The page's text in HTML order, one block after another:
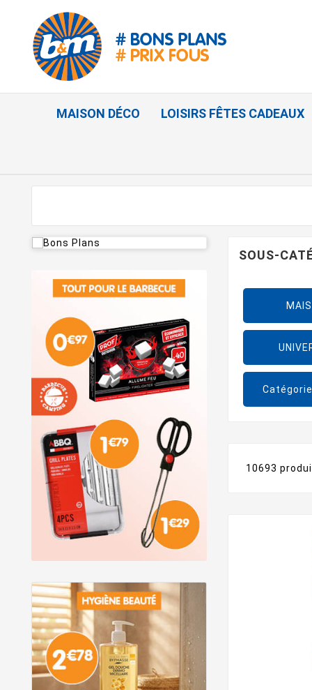
MAISON DÉCO LOISIRS FÊTES CADEAUX
SOUS-
10693